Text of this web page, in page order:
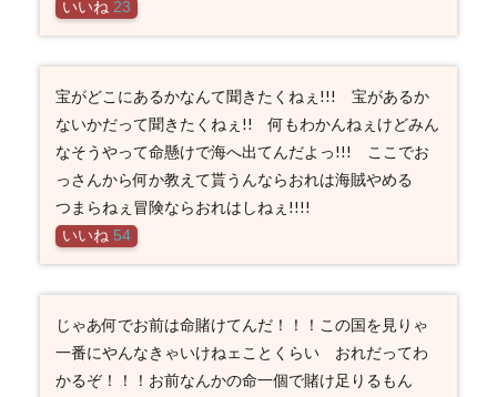
いいね 23
宝がどこにあるかなんて聞きたくねぇ!!! 宝があるか
ないかだって聞きたくねぇ!! 何もわかんねぇけどみん
なそうやって命懸けで海へ出てんだよっ!!! ここでお
っさんから何か教えて貰うんならおれは海賊やめる
つまらねぇ冒険ならおれはしねぇ!!!!
いいね 54
じゃあ何でお前は命賭けてんだ！！！この国を見りゃ
一番にやんなきゃいけねェことくらい おれだってわ
かるぞ！！！お前なんかの命一個で賭け足りるもん